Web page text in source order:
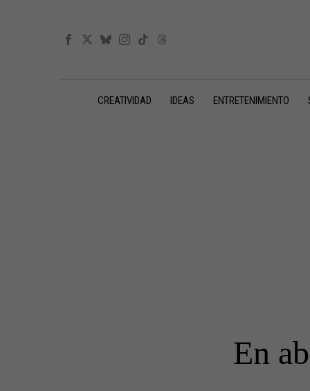
CREATIVIDAD IDEAS ENTRETENIMIENTO
En